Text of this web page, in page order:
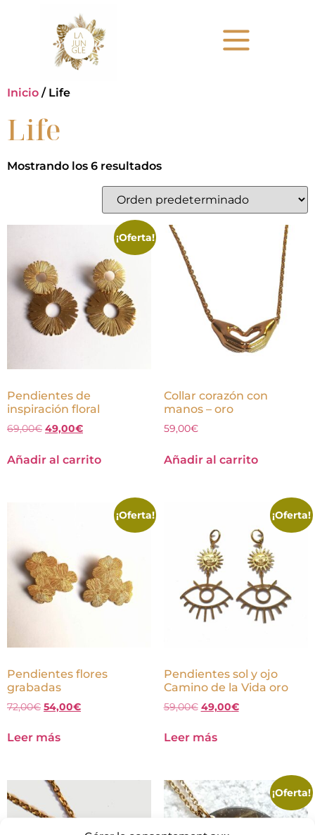
Inicio / Life
Life
Mostrando los 6 resultados
¡Oferta!
Pendientes de
inspiración floral
69,00€ 49,00€
Añadir al carrito
Collar corazón con
manos – oro
59,00€
Añadir al carrito
¡Oferta!
Pendientes flores
grabadas
72,00€ 54,00€
Leer más
¡Oferta!
Pendientes sol y ojo
Camino de la Vida oro
59,00€ 49,00€
Leer más
¡Oferta!